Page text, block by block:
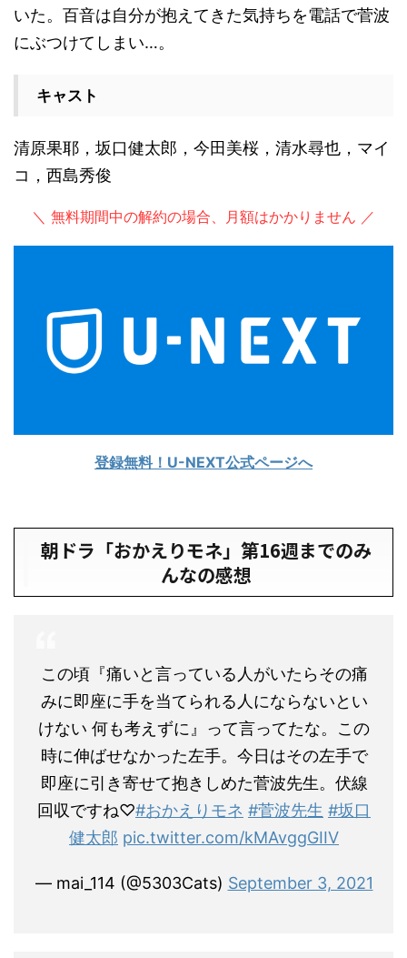
いた。百音は自分が抱えてきた気持ちを電話で菅波
にぶつけてしまい…。
キャスト
清原果耶，坂口健太郎，今田美桜，清水尋也，マイ
コ，西島秀俊
＼ 無料期間中の解約の場合、月額はかかりません ／
登録無料！U-NEXT公式ページへ
朝ドラ「おかえりモネ」第16週までのみ
んなの感想
この頃『痛いと言っている人がいたらその痛
みに即座に手を当てられる人にならないとい
けない 何も考えずに』って言ってたな。この
時に伸ばせなかった左手。今日はその左手で
即座に引き寄せて抱きしめた菅波先生。伏線
回収ですね♡#おかえりモネ #菅波先生 #坂口
健太郎 pic.twitter.com/kMAvggGIIV
— mai_114 (@5303Cats) September 3, 2021